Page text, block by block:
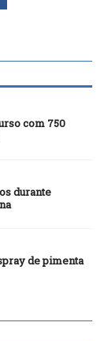
com 750
durante
de pimenta